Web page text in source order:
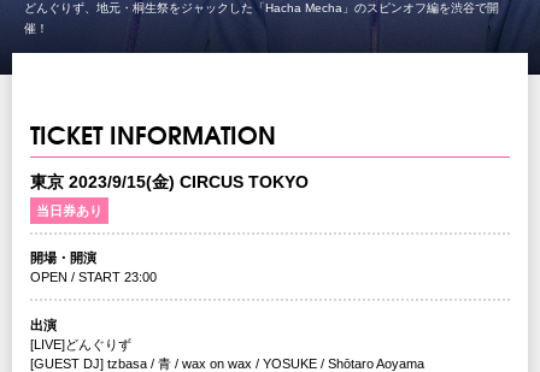
どんぐりず、地元・桐生祭をジャックした「Hacha Mecha」のスピンオフ編を渋谷で開
催！
TICKET INFORMATION
東京 2023/9/15(金) CIRCUS TOKYO
当日券あり
開場・開演
OPEN / START 23:00
出演
[LIVE]どんぐりず
[GUEST DJ] tzbasa / 青 / wax on wax / YOSUKE / Shōtaro Aoyama